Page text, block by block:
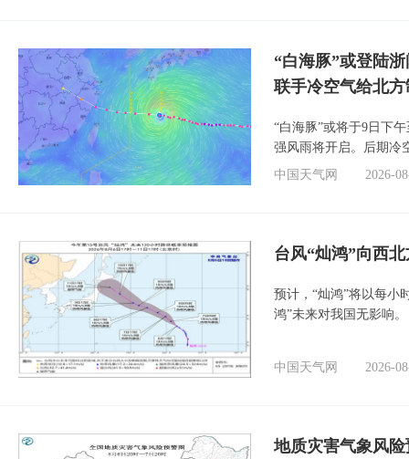
“白海豚”或登陆
联手冷空气给北
“白海豚”或将于9日下
强风雨将开启。后期冷
中国天气网
2026-
台风“灿鸿”向西
预计，“灿鸿”将以每小
鸿”未来对我国无影响。
中国天气网 2026-
地质灾害气象风